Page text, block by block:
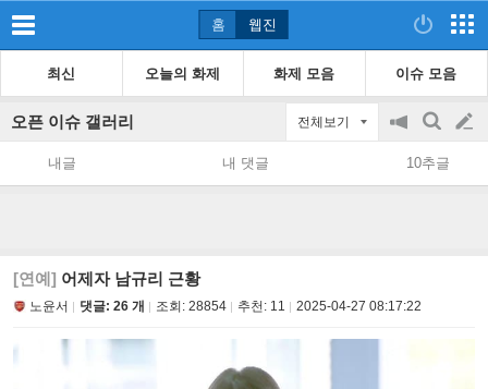
홈 웹진
최신 오늘의 화제 화제 모음 이슈 모음
오픈 이슈 갤러리 전체보기
공
지
on/off
검
색
글
쓰
내글 내 댓글 10추글
[연예] 어제자 남규리 근황
노윤서 댓글: 26 개 조회: 28854 추천: 11 2025-04-27 08:17:22